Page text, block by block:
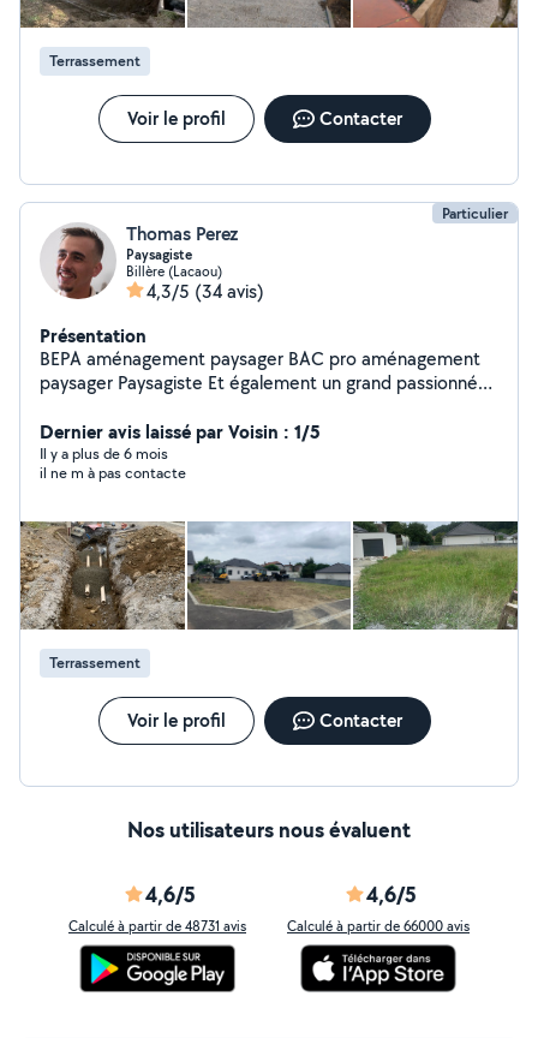
Terrassement
Voir le profil Contacter
Particulier
Thomas Perez
Paysagiste
Billère (Lacaou)
4,3/5 (34 avis)
Présentation
BEPA aménagement paysager BAC pro aménagement
paysager Paysagiste Et également un grand passionné
d'entretien dans votre jardin ainsi que tout type de
création. Paiement en CESU.
Dernier avis laissé par Voisin : 1/5
Il y a plus de 6 mois
il ne m à pas contacte
Terrassement
Voir le profil Contacter
Nos utilisateurs nous évaluent
4,6/5
Calculé à partir de 48731 avis
4,6/5
Calculé à partir de 66000 avis